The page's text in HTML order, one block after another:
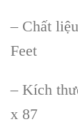
– Chất
Feet
– Kích
x 87